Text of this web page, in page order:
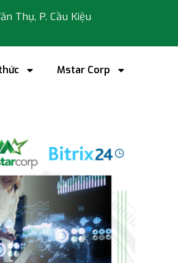
Thụ, P. Cầu Kiệu
Mstar Corp